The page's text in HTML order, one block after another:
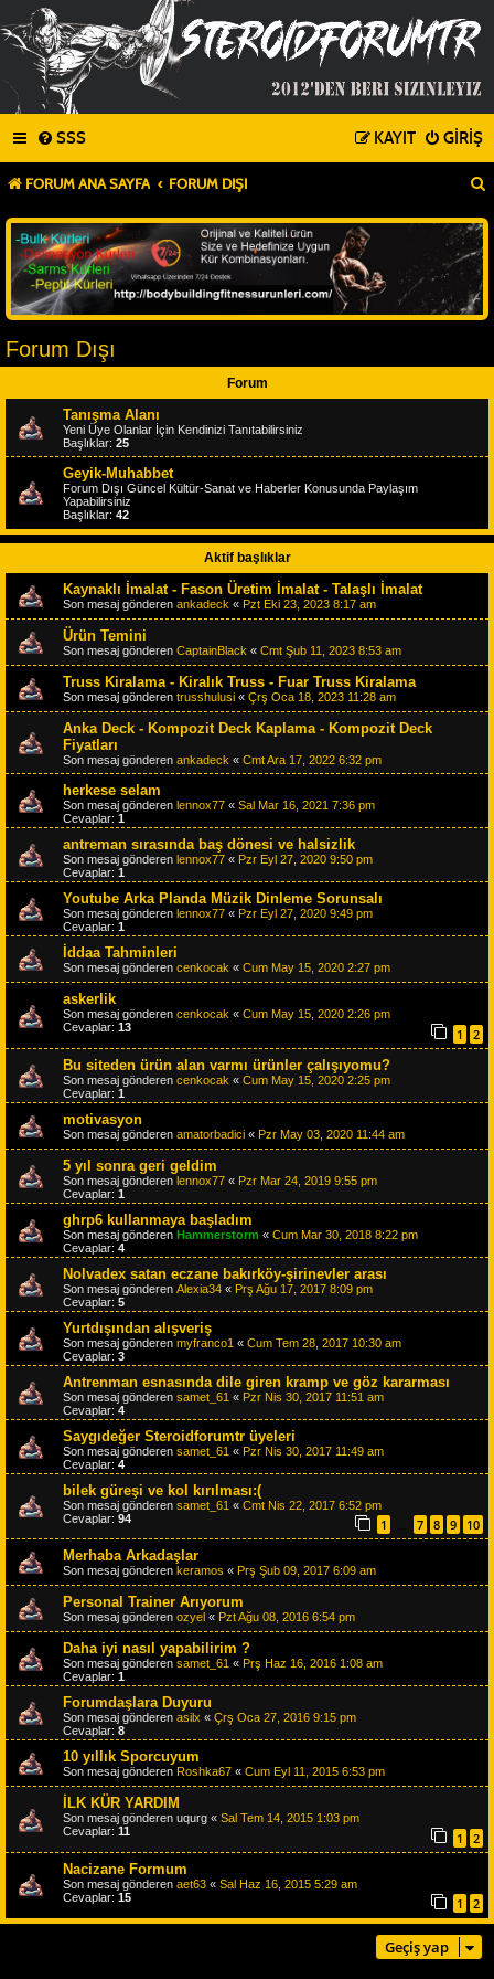
SSS GIRIŞ
KAYIT
FORUM ANA SAYFA FORUM DIŞI
Forum Dışı
Forum
Tanışma Alanı
Yeni Üye Olanlar İçin Kendinizi Tanıtabilirsiniz
Başlıklar: 25
Geyik-Muhabbet
Forum Dışı Güncel Kültür-Sanat ve Haberler Konusunda Paylaşım
Yapabilirsiniz
Başlıklar: 42
Aktif başlıklar
Kaynaklı İmalat - Fason Üretim İmalat - Talaşlı İmalat
Son mesaj gönderen ankadeck « Pzt Eki 23, 2023 8:17 am
Ürün Temini
Son mesaj gönderen CaptainBlack « Cmt Şub 11, 2023 8:53 am
Truss Kiralama - Kiralık Truss - Fuar Truss Kiralama
Son mesaj gönderen trusshulusi « Çrş Oca 18, 2023 11:28 am
Anka Deck - Kompozit Deck Kaplama - Kompozit Deck
Fiyatları
Son mesaj gönderen ankadeck « Cmt Ara 17, 2022 6:32 pm
herkese selam
Son mesaj gönderen lennox77 « Sal Mar 16, 2021 7:36 pm
Cevaplar: 1
antreman sırasında baş dönesi ve halsizlik
Son mesaj gönderen lennox77 « Pzr Eyl 27, 2020 9:50 pm
Cevaplar: 1
Youtube Arka Planda Müzik Dinleme Sorunsalı
Son mesaj gönderen lennox77 « Pzr Eyl 27, 2020 9:49 pm
Cevaplar: 1
İddaa Tahminleri
Son mesaj gönderen cenkocak « Cum May 15, 2020 2:27 pm
askerlik
Son mesaj gönderen cenkocak « Cum May 15, 2020 2:26 pm
Cevaplar: 13 1
2
Bu siteden ürün alan varmı ürünler çalışıyomu?
Son mesaj gönderen cenkocak « Cum May 15, 2020 2:25 pm
Cevaplar: 1
motivasyon
Son mesaj gönderen amatorbadici « Pzr May 03, 2020 11:44 am
5 yıl sonra geri geldim
Son mesaj gönderen lennox77 « Pzr Mar 24, 2019 9:55 pm
Cevaplar: 1
ghrp6 kullanmaya başladım
Son mesaj gönderen Hammerstorm « Cum Mar 30, 2018 8:22 pm
Cevaplar: 4
Nolvadex satan eczane bakırköy-şirinevler arası
Son mesaj gönderen Alexia34 « Prş Ağu 17, 2017 8:09 pm
Cevaplar: 5
Yurtdışından alışveriş
Son mesaj gönderen myfranco1 « Cum Tem 28, 2017 10:30 am
Cevaplar: 3
Antrenman esnasında dile giren kramp ve göz kararması
Son mesaj gönderen samet_61 « Pzr Nis 30, 2017 11:51 am
Cevaplar: 4
Saygıdeğer Steroidforumtr üyeleri
Son mesaj gönderen samet_61 « Pzr Nis 30, 2017 11:49 am
Cevaplar: 4
bilek güreşi ve kol kırılması:(
Son mesaj gönderen samet_61 « Cmt Nis 22, 2017 6:52 pm
Cevaplar: 94 1 7 8 9
10
Merhaba Arkadaşlar
Son mesaj gönderen keramos « Prş Şub 09, 2017 6:09 am
Personal Trainer Arıyorum
Son mesaj gönderen ozyel « Pzt Ağu 08, 2016 6:54 pm
Daha iyi nasıl yapabilirim ?
Son mesaj gönderen samet_61 « Prş Haz 16, 2016 1:08 am
Cevaplar: 1
Forumdaşlara Duyuru
Son mesaj gönderen asilx « Çrş Oca 27, 2016 9:15 pm
Cevaplar: 8
10 yıllık Sporcuyum
Son mesaj gönderen Roshka67 « Cum Eyl 11, 2015 6:53 pm
İLK KÜR YARDIM
Son mesaj gönderen uqurg « Sal Tem 14, 2015 1:03 pm
Cevaplar: 11 1
2
Nacizane Formum
Son mesaj gönderen aet63 « Sal Haz 16, 2015 5:29 am
Cevaplar: 15 1 2
Geçiş yap